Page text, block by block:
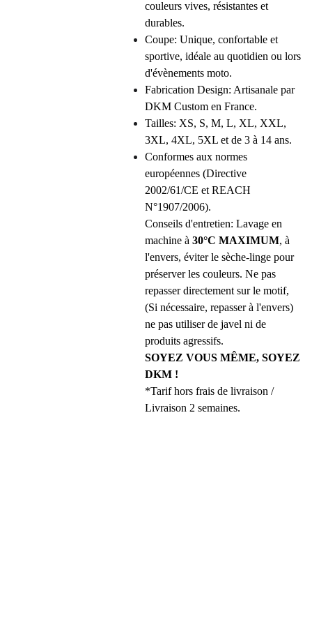
couleurs vives, résistantes et
durables.
Coupe: Unique, confortable et
sportive, idéale au quotidien ou lors
d'évènements moto.
Fabrication Design: Artisanale par
DKM Custom en France.
Tailles: XS, S, M, L, XL, XXL,
3XL, 4XL, 5XL et de 3 à 14 ans.
Conformes aux normes
européennes (Directive
2002/61/CE et REACH
N°1907/2006).
Conseils d'entretien: Lavage en
machine à 30°C MAXIMUM, à
l'envers, éviter le sèche-linge pour
préserver les couleurs. Ne pas
repasser directement sur le motif,
(Si nécessaire, repasser à l'envers)
ne pas utiliser de javel ni de
produits agressifs.
SOYEZ VOUS MÊME, SOYEZ
DKM !
*Tarif hors frais de livraison /
Livraison 2 semaines.